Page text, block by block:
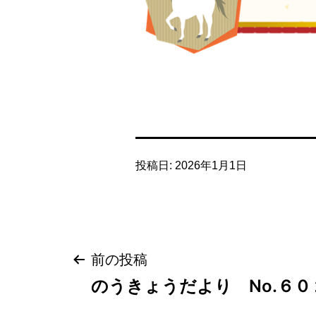
投稿日: 2026年1月1日
投 前の投稿
のうきょうだより No.６０